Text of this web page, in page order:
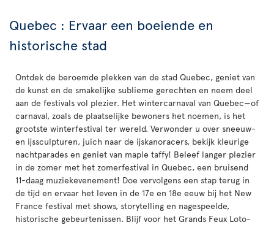
Quebec : Ervaar een boeiende en
historische stad
Ontdek de beroemde plekken van de stad Quebec, geniet van
de kunst en de smakelijke sublieme gerechten en neem deel
aan de festivals vol plezier. Het wintercarnaval van Quebec—of
carnaval, zoals de plaatselijke bewoners het noemen, is het
grootste winterfestival ter wereld. Verwonder u over sneeuw-
en ijssculpturen, juich naar de ijskanoracers, bekijk kleurige
nachtparades en geniet van maple taffy! Beleef langer plezier
in de zomer met het zomerfestival in Quebec, een bruisend
11-daag muziekevenement! Doe vervolgens een stap terug in
de tijd en ervaar het leven in de 17e en 18e eeuw bij het New
France festival met shows, storytelling en nagespeelde,
historische gebeurtenissen. Blijf voor het Grands Feux Loto-